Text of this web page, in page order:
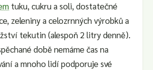
tuku, cukru a soli, dostatečné
zeleniny a celozrnných výrobků a
tekutin (alespoň 2 litry denně).
době nemáme čas na
a mnoho lidí podporuje své